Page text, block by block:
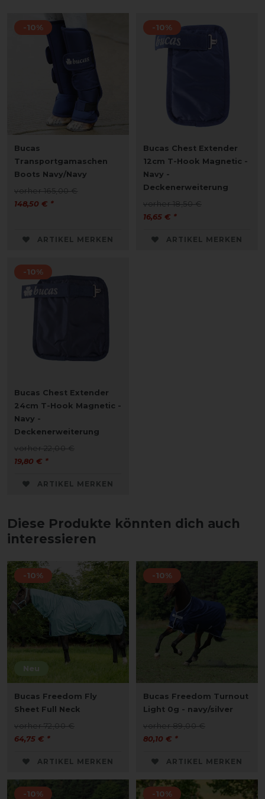
-10%
Bucas
Transportgamaschen
Boots Navy/Navy
vorher 165,00 €
148,50 € *
ARTIKEL MERKEN
-10%
Bucas Chest Extender
12cm T-Hook Magnetic -
Navy -
Deckenerweiterung
vorher 18,50 €
16,65 € *
ARTIKEL MERKEN
-10%
Bucas Chest Extender
24cm T-Hook Magnetic -
Navy -
Deckenerweiterung
vorher 22,00 €
19,80 € *
ARTIKEL MERKEN
Diese Produkte könnten dich auch
interessieren
Neu
-10%
Bucas Freedom Fly
Sheet Full Neck
vorher 72,00 €
64,75 € *
ARTIKEL MERKEN
-10%
Bucas Freedom Turnout
Light 0g - navy/silver
vorher 89,00 €
80,10 € *
ARTIKEL MERKEN
-10% -10%